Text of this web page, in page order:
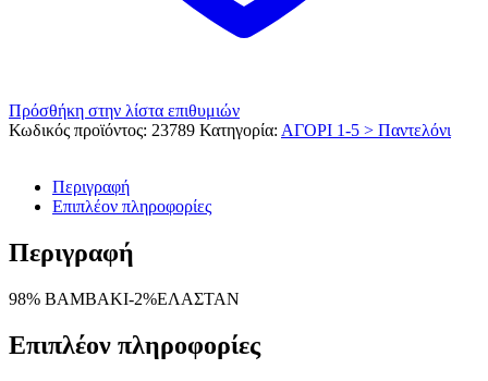
Πρόσθήκη στην λίστα επιθυμιών
Κωδικός προϊόντος: 23789 Κατηγορία: ΑΓΟΡΙ 1-5 > Παντελόνι
Περιγραφή
Επιπλέον πληροφορίες
Περιγραφή
98% ΒΑΜΒΑΚΙ-2%ΕΛΑΣΤΑΝ
Επιπλέον πληροφορίες